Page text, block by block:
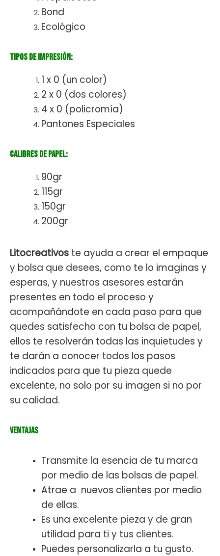
Bond
Ecológico
Tipos de Impresión:
1 x 0 (un color)
2 x 0 (dos colores)
4 x 0 (policromía)
Pantones Especiales
Calibres de papel:
90gr
115gr
150gr
200gr
Litocreativos te ayuda a crear el empaque
y bolsa que desees, como te lo imaginas y
esperas, y nuestros asesores estarán
presentes en todo el proceso y
acompañándote en cada paso para que
quedes satisfecho con tu bolsa de papel,
ellos te resolverán todas las inquietudes y
te darán a conocer todos los pasos
indicados para que tu pieza quede
excelente, no solo por su imagen si no por
su calidad.
Ventajas
Transmite la esencia de tu marca
por medio de las bolsas de papel.
Atrae a nuevos clientes por medio
de ellas.
Es una excelente pieza y de gran
utilidad para ti y tus clientes.
Puedes personalizarla a tu gusto.